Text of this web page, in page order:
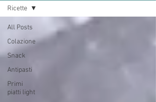
All Posts
Colazione
Snack
Antipasti
Primi
piatti light
Ricette